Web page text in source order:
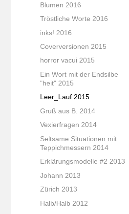
Blumen 2016
Tröstliche Worte 2016
inks! 2016
Coverversionen 2015
horror vacui 2015
Ein Wort mit der Endsilbe
"heit" 2015
Leer_Lauf 2015
Gruß aus B. 2014
Vexierfragen 2014
Seltsame Situationen mit
Teppichmessern 2014
Erklärungsmodelle #2 2013
Johann 2013
Zürich 2013
Halb/Halb 2012